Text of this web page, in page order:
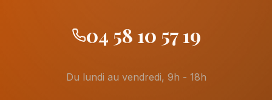
04 58 10 57 19
Du lundi au vendredi, 9h - 18h